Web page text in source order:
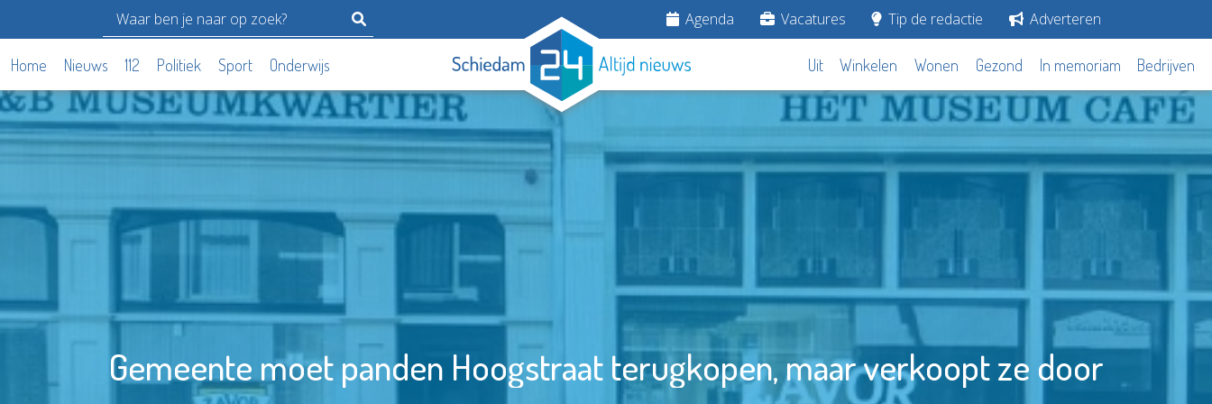
Agenda Vacatures Tip de redactie Adverteren
Home Nieuws 112 Politiek Sport Onderwijs Uit Winkelen Wonen Gezond In memoriam Bedrijven
Gemeente moet panden Hoogstraat terugkopen, maar verkoopt ze door